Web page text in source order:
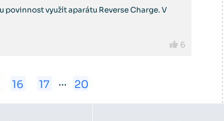
povinnost využít aparátu Reverse Charge. V
6
16 17 … 20